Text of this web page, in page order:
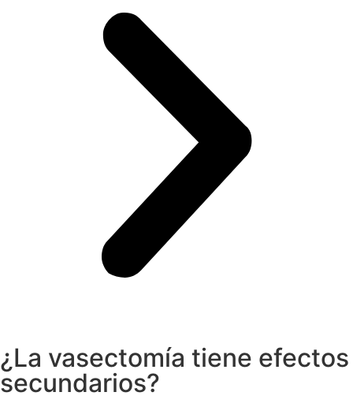
¿La vasectomía tiene efectos
secundarios?